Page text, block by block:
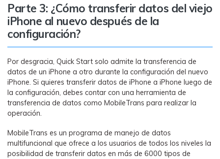
Parte 3: ¿Cómo transferir datos del viejo
iPhone al nuevo después de la
configuración?
Por desgracia, Quick Start solo admite la transferencia de
datos de un iPhone a otro durante la configuración del nuevo
iPhone. Si quieres transferir datos de iPhone a iPhone luego de
la configuración, debes contar con una herramienta de
transferencia de datos como MobileTrans para realizar la
operación.
MobileTrans es un programa de manejo de datos
multifuncional que ofrece a los usuarios de todos los niveles la
posibilidad de transferir datos en más de 6000 tipos de